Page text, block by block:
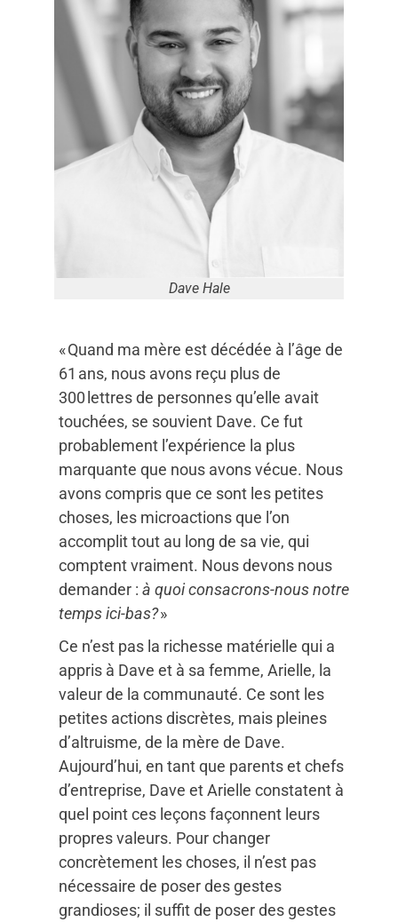
Dave Hale
« Quand ma mère est décédée à l’âge de
61 ans, nous avons reçu plus de
300 lettres de personnes qu’elle avait
touchées, se souvient Dave. Ce fut
probablement l’expérience la plus
marquante que nous avons vécue. Nous
avons compris que ce sont les petites
choses, les microactions que l’on
accomplit tout au long de sa vie, qui
comptent vraiment. Nous devons nous
demander :à quoi consacrons-nous notre
temps ici-bas?»
Ce n’est pas la richesse matérielle qui a
appris à Dave et à sa femme, Arielle, la
valeur de la communauté. Ce sont les
petites actions discrètes, mais pleines
d’altruisme, de la mère de Dave.
Aujourd’hui, en tant que parents et chefs
d’entreprise, Dave et Arielle constatent à
quel point ces leçons façonnent leurs
propres valeurs. Pour changer
concrètement les choses, il n’est pas
nécessaire de poser des gestes
grandioses; il suffit de poser des gestes